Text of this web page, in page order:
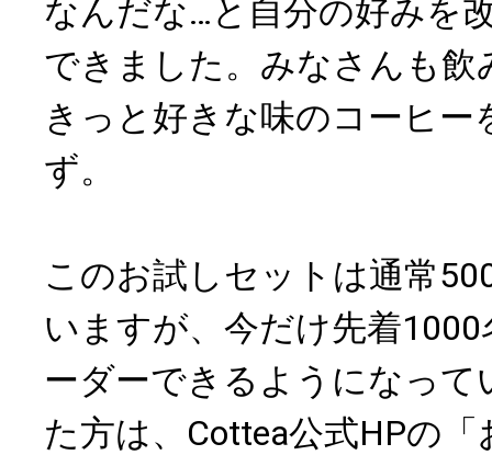
なんだな…と自分の好みを
できました。みなさんも飲
きっと好きな味のコーヒ
ず。
このお試しセットは通常
いますが、今だけ先着
ーダーできるようになって
た方は、Cottea公式HPの